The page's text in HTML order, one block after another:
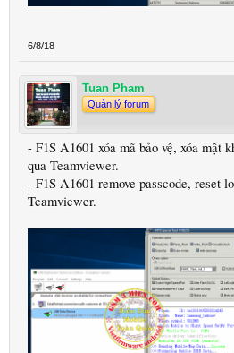
6/8/18
Tuan Pham
Quản lý forum
- F1S A1601 xóa mã bảo vệ, xóa mật
qua Teamviewer.
- F1S A1601 remove passcode, reset
Teamviewer.